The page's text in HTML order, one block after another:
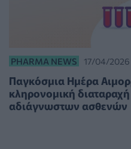
PHARMA NEWS 17/04/2026
Παγκόσμια Ημέρα
κληρονομική
αδιάγνωστων ασθενών